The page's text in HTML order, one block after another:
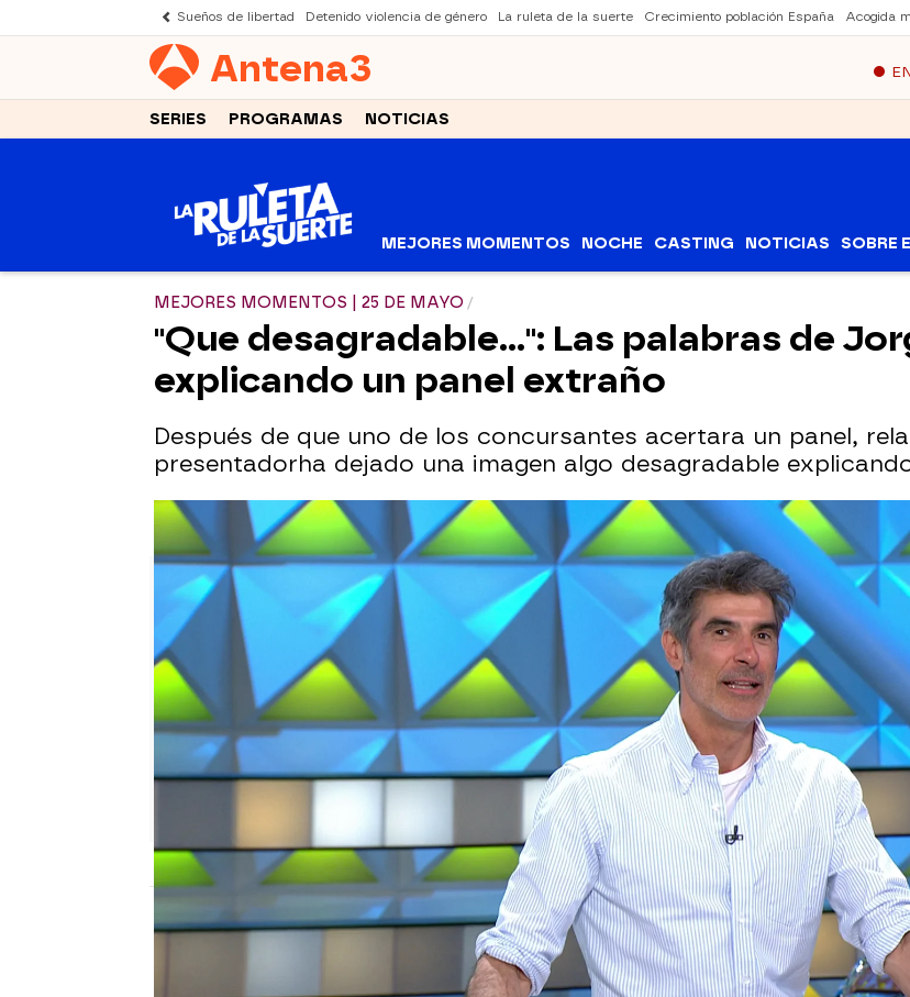
Sueños de libertad Detenido violencia de género La ruleta de la suerte Crecimiento población España Acogida
Antena3
SERIES PROGRAMAS NOTICIAS
MEJORES MOMENTOS NOCHE CASTING NOTICIAS SOBRE
MEJORES MOMENTOS | 25 DE MAYO
"Que desagradable...": Las palabras de
explicando un panel extraño
Después de que uno de los concursantes acertara un panel,
presentadorha dejado una imagen algo desagradable
El amuleto de la suerte de Cristina en recuerdo a su padre: "Es la
Publicado: WhatsappFacebook
X